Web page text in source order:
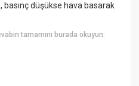
düşükse hava basarak
tamamını burada okuyun: